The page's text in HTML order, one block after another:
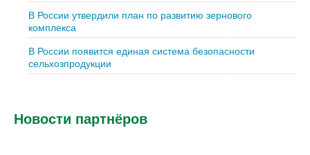
В России утвердили план по развитию зернового
комплекса
В России появится единая система безопасности
сельхозпродукции
Новости партнёров